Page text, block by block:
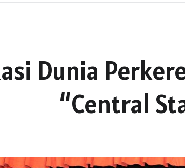
Dunia
“Central